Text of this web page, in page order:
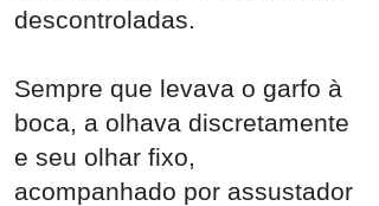
descontroladas.
Sempre que levava o garfo à
boca, a olhava discretamente
e seu olhar fixo,
acompanhado por assustador